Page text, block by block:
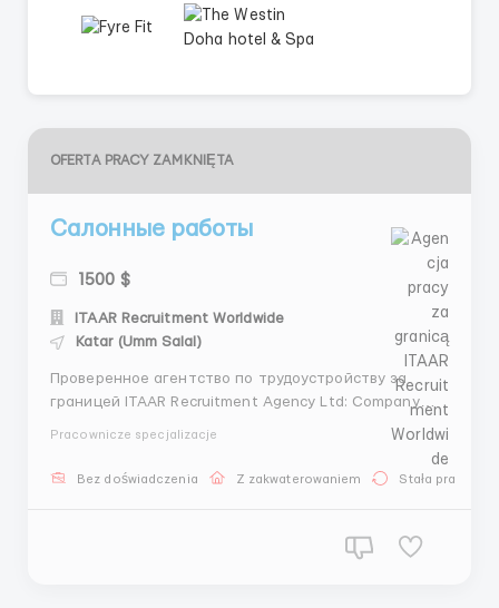
OFERTA PRACY ZAMKNIĘTA
Салонные работы
1500 $
ITAAR Recruitment Worldwide
Katar (Umm Salal)
Проверенное агентство по трудоустройству за
границей ITAAR Recruitment Agency Ltd: Company
Number 12549618 Наши гарантии: - Более 4 лет
трудоустройство - Более 70000 тысяч
Pracownicze specjalizacje
Bez doświadczenia Z zakwaterowaniem Stała praca